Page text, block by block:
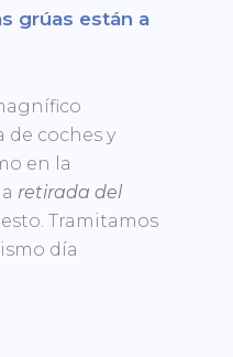
grúas están a
de coches y
en la
retirada del
Tramitamos
día